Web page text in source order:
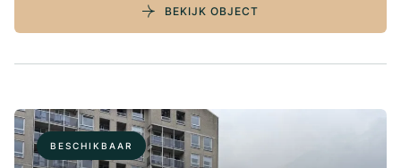
BEKIJK OBJECT
BESCHIKBAAR